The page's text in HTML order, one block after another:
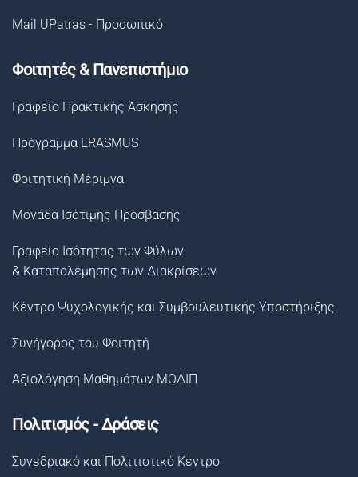
Mail UPatras - Προσωπικό
Φοιτητές & Πανεπιστήμιο
Γραφείο Πρακτικής Άσκησης
Πρόγραμμα ERASMUS
Φοιτητική Μέριμνα
Μονάδα Ισότιμης Πρόσβασης
Γραφείο Ισότητας των Φύλων
& Καταπολέμησης των Διακρίσεων
Κέντρο Ψυχολογικής και Συμβουλευτικής Υποστήριξης
Συνήγορος του Φοιτητή
Αξιολόγηση Μαθημάτων ΜΟΔΙΠ
Πολιτισμός - Δράσεις
Συνεδριακό και Πολιτιστικό Κέντρο